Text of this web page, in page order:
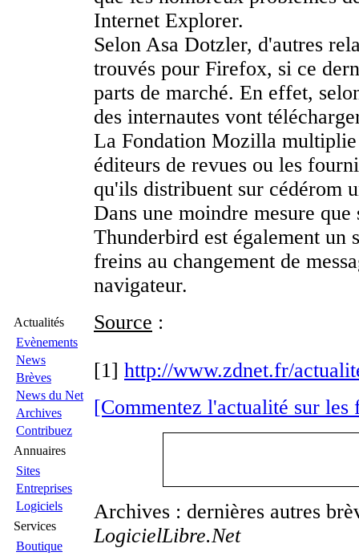
Actualités
Evènements
News
Brèves
News du Net
Archives
Contribuez
Annuaires
Sites
Entreprises
Logiciels
Services
Boutique
Internet Explorer.
Selon Asa Dotzler, d'autres
trouvés pour Firefox, si ce
parts de marché. En effet,
des internautes vont
La Fondation Mozilla multiplie
éditeurs de revues ou les
qu'ils distribuent sur cédérom
Dans une moindre mesure
Thunderbird est également un
freins au changement de
navigateur.
Source :
[1] http://www.zdnet.fr/
[Commentez l'actualité sur les
Archives : dernières autres
LogicielLibre.Net